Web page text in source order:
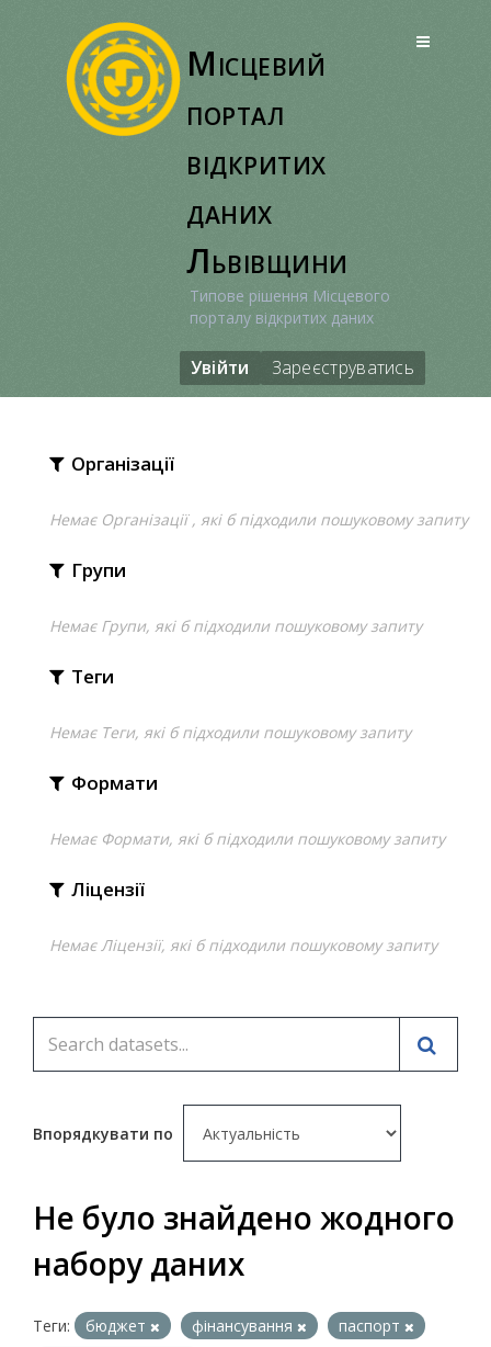
Місцевий
портал
відкритих
даних
Львівщини
Типове рішення Місцевого
порталу відкритих даних
Увійти Зареєструватись
Організації
Немає Організації , які б підходили пошуковому запиту
Групи
Немає Групи, які б підходили пошуковому запиту
Теги
Немає Теги, які б підходили пошуковому запиту
Формати
Немає Формати, які б підходили пошуковому запиту
Ліцензії
Немає Ліцензії, які б підходили пошуковому запиту
Впорядкувати по
Не було знайдено жодного
набору даних
Теги: бюджет фінансування
паспорт